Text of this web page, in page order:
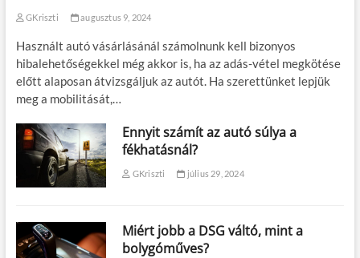
GKriszti augusztus 9, 2024
Használt autó vásárlásánál számolnunk kell bizonyos
hibalehetőségekkel még akkor is, ha az adás-vétel megkötése
előtt alaposan átvizsgáljuk az autót. Ha szerettünket lepjük
meg a mobilitását,…
Ennyit számít az autó súlya a
fékhatásnál?
GKriszti július 29, 2024
Miért jobb a DSG váltó, mint a
bolygóműves?